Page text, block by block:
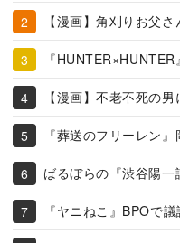
【漫画】角刈りお父
『
【漫画】不老不死の
『葬送のフリーレン
ばるぼらの『渋谷陽一
『ヤニねこ』BPOで